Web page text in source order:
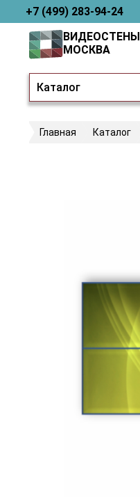
+7 (499) 283-94-24
Каталог
ВИДЕОСТЕНЫ
МОСКВА
Главная Каталог